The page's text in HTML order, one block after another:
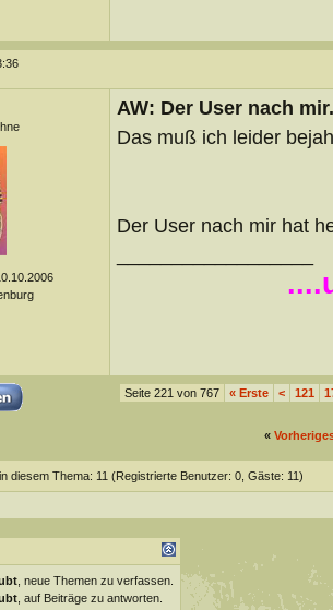
AW: Der User nach
Das muß ich leider
Der User nach mir hat
Seite 221 von 767 «Erste < 121
«
diesem Thema: 11 (Registrierte Benutzer: 0, Gäste: 11)
, neue Themen zu verfassen.
, auf Beiträge zu antworten.